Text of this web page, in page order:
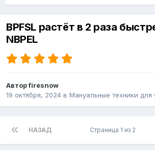
BPFSL растёт в 2 раза
NBPEL
Автор firesnow
19 октября, 2024 в Мануальные техники для
НАЗАД Страница 1 из 2